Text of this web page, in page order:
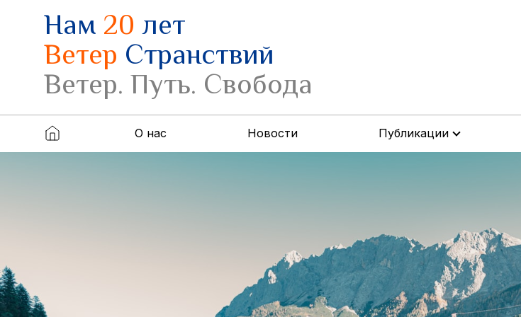
Нам20лет
Ветер Странствий
Ветер. Путь. Свобода
О нас Новости Публикации